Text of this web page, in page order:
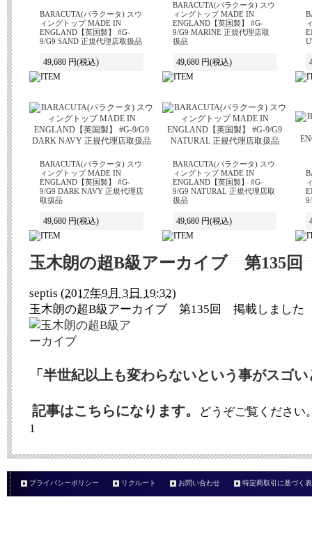
BARACUTA(バラクータ) スウ
ィングトップ MADE IN
ENGLAND【英国製】 #G-
9/G9 SAND 正規代理店取扱品
49,680 円(税込)
BARACUTA(バラクータ) スウ
ィングトップ MADE IN
ENGLAND【英国製】 #G-
9/G9 MARINE 正規代理店取
扱品
49,680 円(税込)
BARACUTA(バラクータ) スウ
ィングトップ MADE IN
ENGLAND【英国製】 #G-
9/G9 DARK NAVY 正規代理店
取扱品
49,680 円(税込)
BARACUTA(バラクータ) スウ
ィングトップ MADE IN
ENGLAND【英国製】 #G-
9/G9 NATURAL 正規代理店取
扱品
49,680 円(税込)
玉木朗の超B級アーカイブ 第135
septis (2017年9月 3日 19:32)
玉木朗の超B級アーカイブ 第135回 掲載しました
「半世紀以上も変わらないという事がスゴ
記事はこちらになります。
どうぞご覧ください
1
プライバシーポリシー リクルート お問い合わせ 特定商取引に基づく